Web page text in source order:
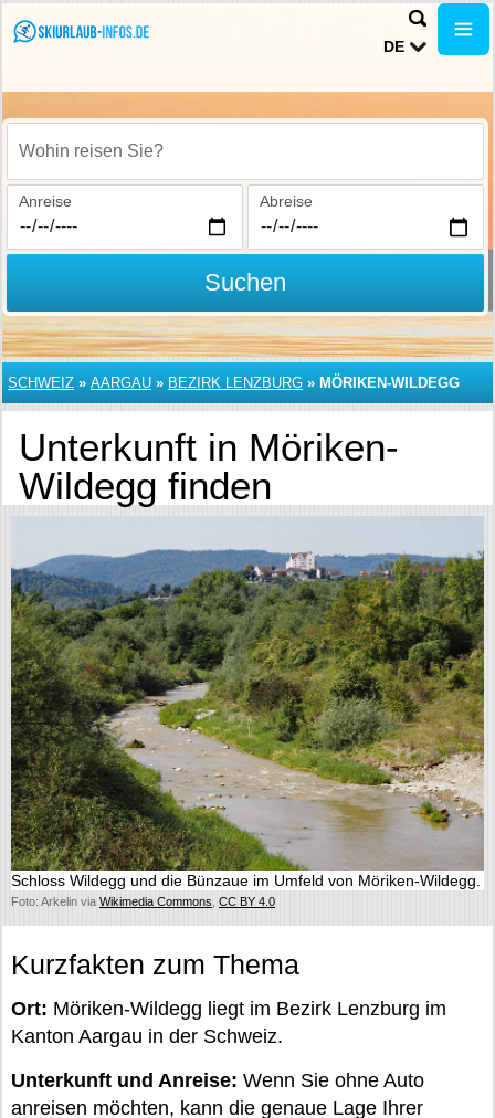
DE
Wohin reisen Sie?
Anreise Abreise
Suchen
SCHWEIZ » AARGAU » BEZIRK LENZBURG » MÖRIKEN-WILDEGG
Unterkunft in Möriken-
Wildegg finden
Schloss Wildegg und die Bünzaue im Umfeld von Möriken-Wildegg.
Foto: Arkelin via Wikimedia Commons CC BY 4.0
Kurzfakten zum Thema
Ort: Möriken-Wildegg liegt im Bezirk Lenzburg im
Kanton Aargau in der Schweiz.
Unterkunft und Anreise: Wenn Sie ohne Auto
anreisen möchten, kann die genaue Lage Ihrer